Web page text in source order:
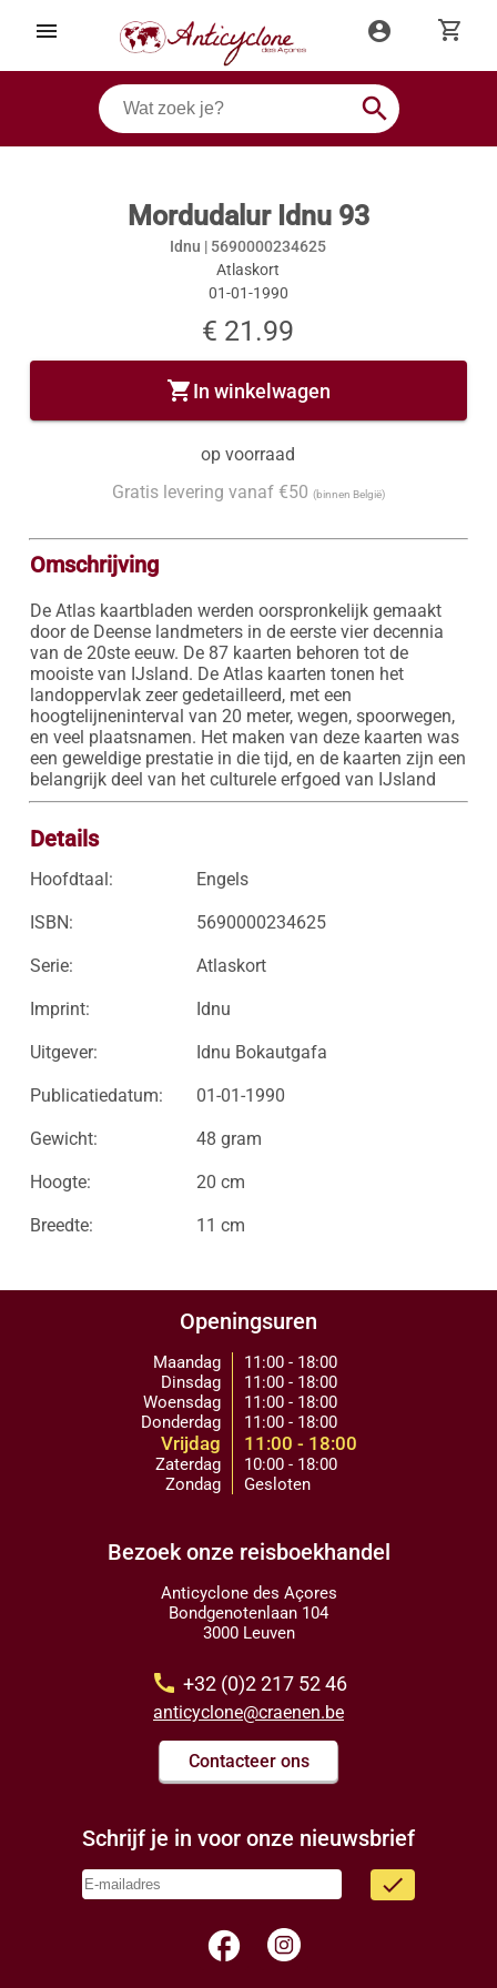
menu account_circle shopping_cart
search
Mordudalur Idnu 93
Idnu | 5690000234625
Atlaskort
01-01-1990
€ 21.99
shopping_cartIn winkelwagen
op voorraad
Gratis levering vanaf €50 (binnen België)
Omschrijving
De Atlas kaartbladen werden oorspronkelijk gemaakt
door de Deense landmeters in de eerste vier decennia
van de 20ste eeuw. De 87 kaarten behoren tot de
mooiste van IJsland. De Atlas kaarten tonen het
landoppervlak zeer gedetailleerd, met een
hoogtelijneninterval van 20 meter, wegen, spoorwegen,
en veel plaatsnamen. Het maken van deze kaarten was
een geweldige prestatie in die tijd, en de kaarten zijn een
belangrijk deel van het culturele erfgoed van IJsland
Details
Hoofdtaal: Engels
ISBN: 5690000234625
Serie: Atlaskort
Imprint: Idnu
Uitgever: Idnu Bokautgafa
Publicatiedatum: 01-01-1990
Gewicht: 48 gram
Hoogte: 20 cm
Breedte: 11 cm
Openingsuren
Maandag
Dinsdag
Woensdag
Donderdag
Vrijdag
Zaterdag
Zondag
11:00 - 18:00
11:00 - 18:00
11:00 - 18:00
11:00 - 18:00
11:00 - 18:00
10:00 - 18:00
Gesloten
Bezoek onze reisboekhandel
Anticyclone des Açores
Bondgenotenlaan 104
3000 Leuven
call +32 (0)2 217 52 46
anticyclone@craenen.be
Contacteer ons
Schrijf je in voor onze nieuwsbrief
done
facebook